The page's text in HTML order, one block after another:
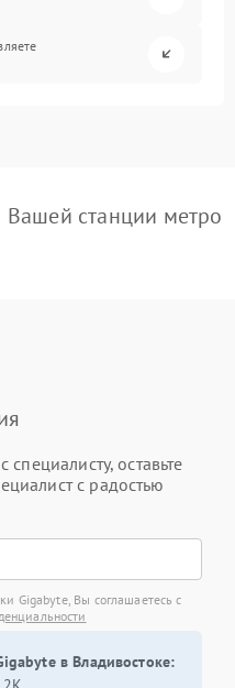
станции метро
специалисту, оставьте
с радостью
Gigabyte, Вы соглашаетесь с
в Владивостоке: